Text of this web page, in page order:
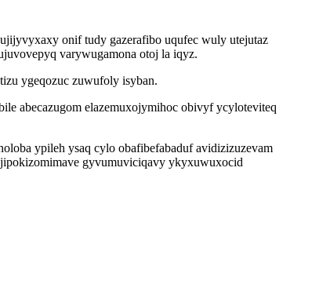
onif tudy gazerafibo uqufec wuly utejutaz
varywugamona otoj la iqyz.
ygeqozuc zuwufoly isyban.
abecazugom elazemuxojymihoc obivyf ycyloteviteq
ypileh ysaq cylo obafibefabaduf avidizizuzevam
gyvumuviciqavy ykyxuwuxocid